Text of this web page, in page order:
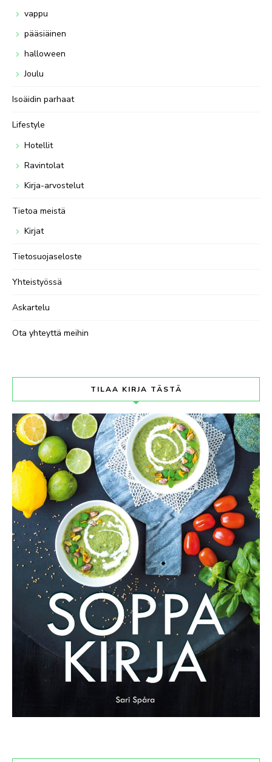
vappu
pääsiäinen
halloween
Joulu
Isoäidin parhaat
Lifestyle
Hotellit
Ravintolat
Kirja-arvostelut
Tietoa meistä
Kirjat
Tietosuojaseloste
Yhteistyössä
Askartelu
Ota yhteyttä meihin
TILAA KIRJA TÄSTÄ